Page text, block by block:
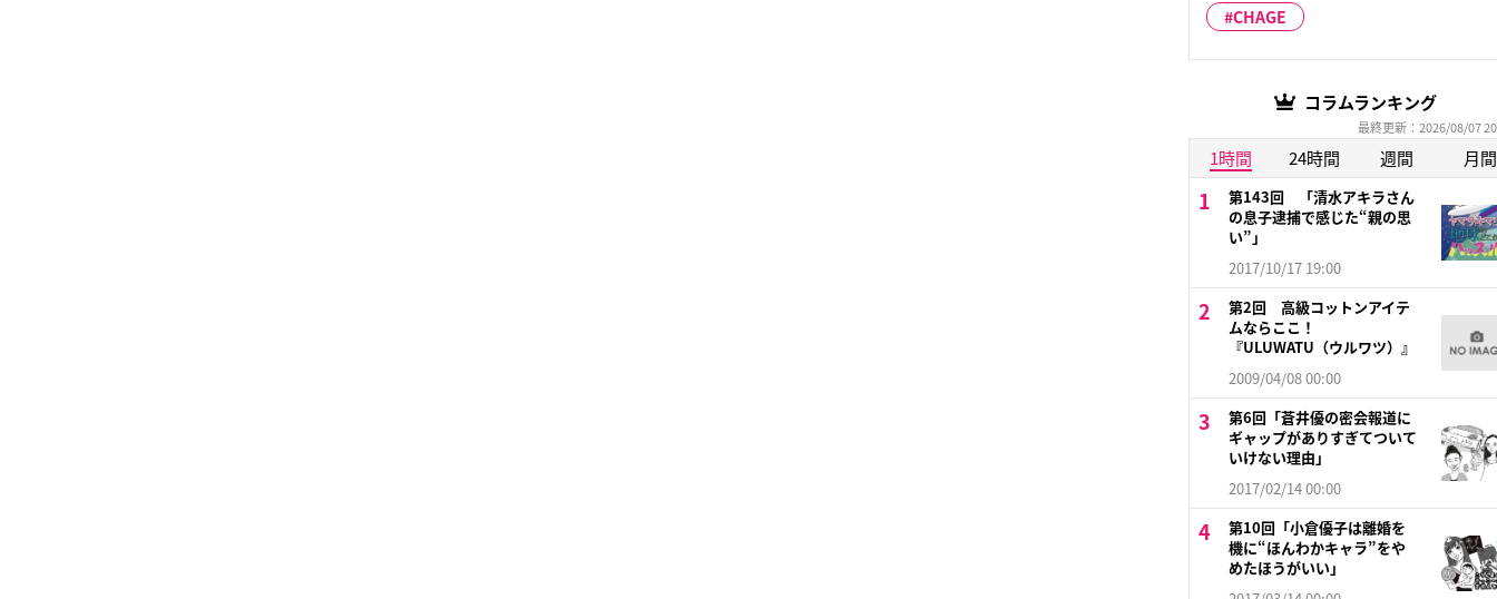
CHAGE
コラムランキング
最終更新：2026/08/07
1時間 24時間 週間 月間
第143回 「清水アキラさん
の息子逮捕で感じた“親の思
い”」
2017/10/17 19:00
第2回 高級コットンアイテ
ムならここ！
『ULUWATU（ウルワツ）』
2009/04/08 00:00
第6回「蒼井優の密会報道に
ギャップがありすぎてついて
いけない理由」
2017/02/14 00:00
第10回「小倉優子は離婚を
機に“ほんわかキャラ”をや
めたほうがいい」